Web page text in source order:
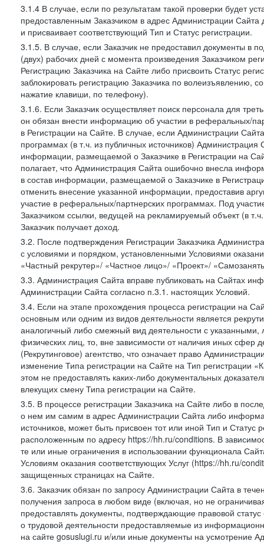
3.1.4 В случае, если по результатам такой проверки будет
предоставленным Заказчиком в адрес Администрации
и присваивает соответствующий Тип и Статус регистрации.
3.1.5. В случае, если Заказчик не предоставил документы в
(двух) рабочих дней с момента произведения Заказчиком
Регистрацию Заказчика на Сайте либо присвоить Статус
заблокировать регистрацию Заказчика по
нажатие клавиши, по телефону).
3.1.6. Если Заказчик осуществляет поиск персонала для
он обязан внести информацию об участии в реферальных/
в Регистрации на Сайте. В случае, если Администрации
программах (в т.ч. из публичных источников)
информации, размещаемой о Заказчике в Регистрации на
полагает, что Администрация Сайта ошибочно внесла
в состав информации, размещаемой о Заказчике в
отменить внесение указанной информации, предоставив
участие в реферальных/партнерских программах. Под
Заказчиком ссылки, ведущей на рекламируемый объект (в
Заказчик получает доход.
3.2. После подтверждения Регистрации Заказчика
с условиями и порядком, установленными Условиями
«Частный рекрутер»/ «Частное лицо»/ «Проект»/
3.3. Администрация Сайта вправе публиковать на Сайтах
Администрации Сайта согласно п.3.1. настоящих Условий.
3.4. Если на этапе прохождения процесса регистрации на
основным или одним из видов деятельности является
аналогичный либо смежный вид деятельности с
физических лиц, то, вне зависимости от наличия иных сфер
(Рекрутинговое) агентство, что означает право
изменение Типа регистрации на Сайте на Тип регистрации
этом не предоставлять каких-либо документальных
влекущих смену Типа регистрации на Сайте.
3.5. В процессе регистрации Заказчика на Сайте либо в
о нем им самим в адрес Администрации Сайта либо
источников, может быть присвоен тот или иной Тип и
расположенным по адресу https://hh.ru/conditions. В
те или иные ограничения в использовании функционала
Условиям оказания соответствующих Услуг (https://hh.ru/
защищенных страницах на Сайте.
3.6. Заказчик обязан по запросу Администрации Сайта в
получения запроса в любом виде (включая, но не
предоставлять документы, подтверждающие правовой
о трудовой деятельности предоставляемые из
на сайте gosuslugi.ru и/или иные документы на усмотрение